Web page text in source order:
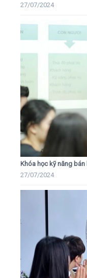
27/07/2024
Khóa học kỹ năng
27/07/2024